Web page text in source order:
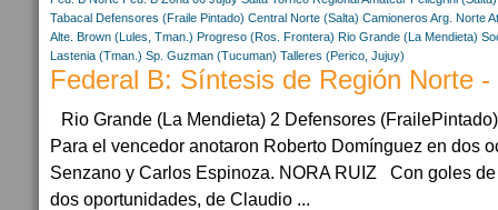
Tabacal Defensores (Fraile Pintado) Central Norte (Salta) Camioneros Arg. Norte
Alte. Brown (Lules, Tman.) Progreso (Ros. Frontera) Rio Grande (La Mendieta)
Lastenia (Tman.) Sp. Guzman (Tucuman) Talleres (Perico, Jujuy)
Federal B: Síntesis de Región Norte -
Rio Grande (La Mendieta) 2 Defensores
Para el vencedor anotaron Roberto Domínguez en dos
Senzano y Carlos Espinoza. NORA RUIZ Con goles
dos oportunidades, de Claudio ...